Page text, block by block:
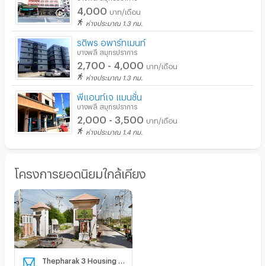
4,000 บาท/เดือน
ห่างประมาณ 1.3 กม.
รติพร อพาร์ทเมนท์
บางพลี สมุทรปราการ
2,700 - 4,000 บาท/เดือน
ห่างประมาณ 1.3 กม.
พีแอนท์เจ แมนชั่น
บางพลี สมุทรปราการ
2,000 - 3,500 บาท/เดือน
ห่างประมาณ 1.4 กม.
โครงการยอดนิยมใกล้เคียง